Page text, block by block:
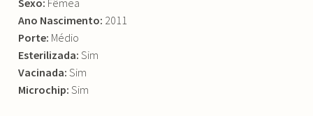
Sexo: Fêmea
Ano Nascimento: 2011
Porte: Médio
Esterilizada: Sim
Vacinada:Sim
Microchip:Sim